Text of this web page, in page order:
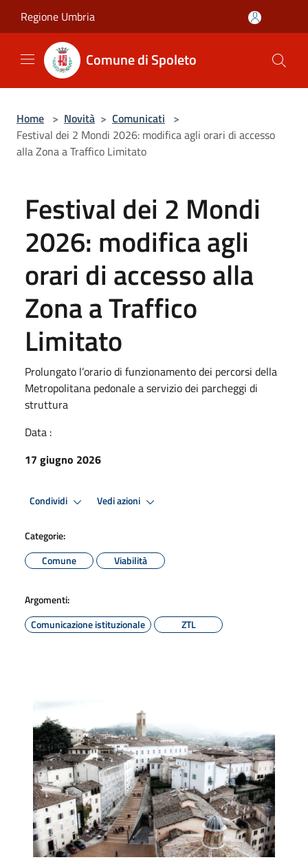
Regione Umbria
Comune di Spoleto
Home > Novità > Comunicati >
Festival dei 2 Mondi 2026: modifica agli orari di accesso
alla Zona a Traffico Limitato
Festival dei 2 Mondi
2026: modifica agli
orari di accesso alla
Zona a Traffico
Limitato
Prolungato l’orario di funzionamento dei percorsi della
Metropolitana pedonale a servizio dei parcheggi di
struttura
Data :
17 giugno 2026
Condividi Vedi azioni
Categorie:
Comune
Viabilità
Argomenti:
Comunicazione istituzionale
ZTL